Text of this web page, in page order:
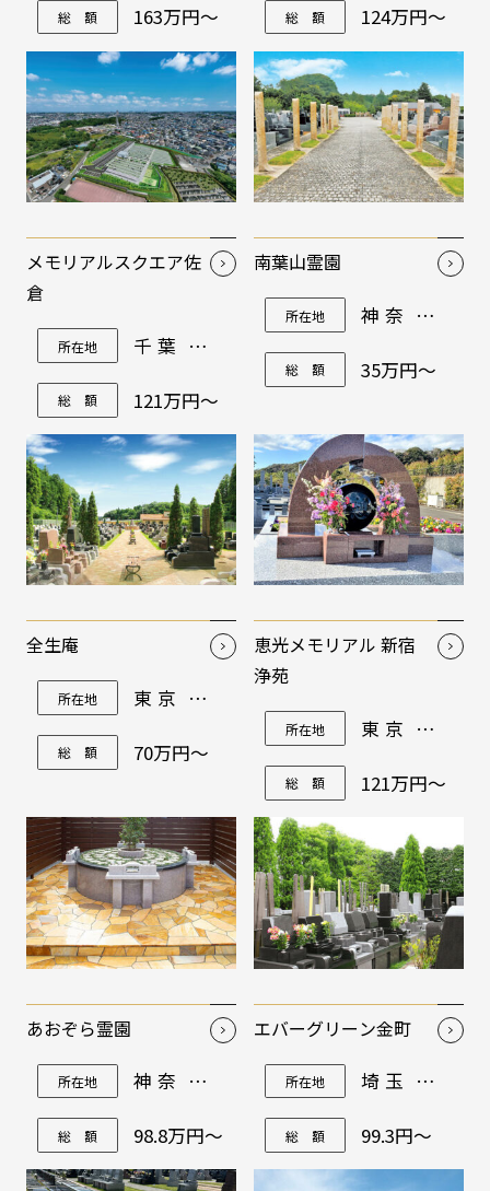
台100-1他
総 額 163万円～ 総 額 124万円～
メモリアルスクエア佐
倉
所在地 千葉県佐
倉市吉見
総 額 121万円～
南葉山霊園
所在地 神奈川県
横須賀市
20
総 額 35万円～
全生庵
所在地 東京都台
東区谷中5-
総 額 70万円～
恵光メモリアル 新宿
浄苑
所在地 東京都新
宿区原町2-
総 額 121万円～
あおぞら霊園
所在地 神奈川県
上星川2-
46-1
総 額 98.8万円～
エバーグリーン金町
所在地 埼玉県三
総 額 99.3円～